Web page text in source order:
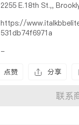
2255 E.18th St.,,
https://
531db74f6971a
-
点赞 分享
联系